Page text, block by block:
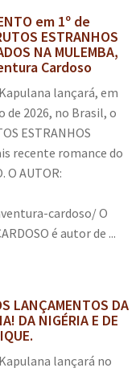
em 1º de
ESTRANHOS
NA MULEMBA,
Cardoso
lançará, em
de 2026, no Brasil, o
ESTRANHOS
recente romance do
O AUTOR:
cardoso/ O
é autor de ...
LANÇAMENTOS DA
DA NIGÉRIA E DE
lançará no